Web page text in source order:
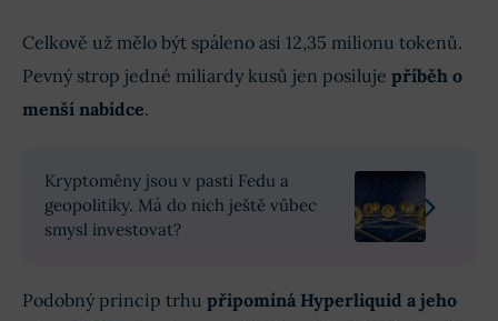
Celkově už mělo být spáleno asi 12,35 milionu tokenů.
Pevný strop jedné miliardy kusů jen posiluje příběh o
menší nabídce.
Kryptoměny jsou v pasti Fedu a
geopolitiky. Má do nich ještě vůbec
smysl investovat?
Podobný princip trhu připomíná Hyperliquid a jeho